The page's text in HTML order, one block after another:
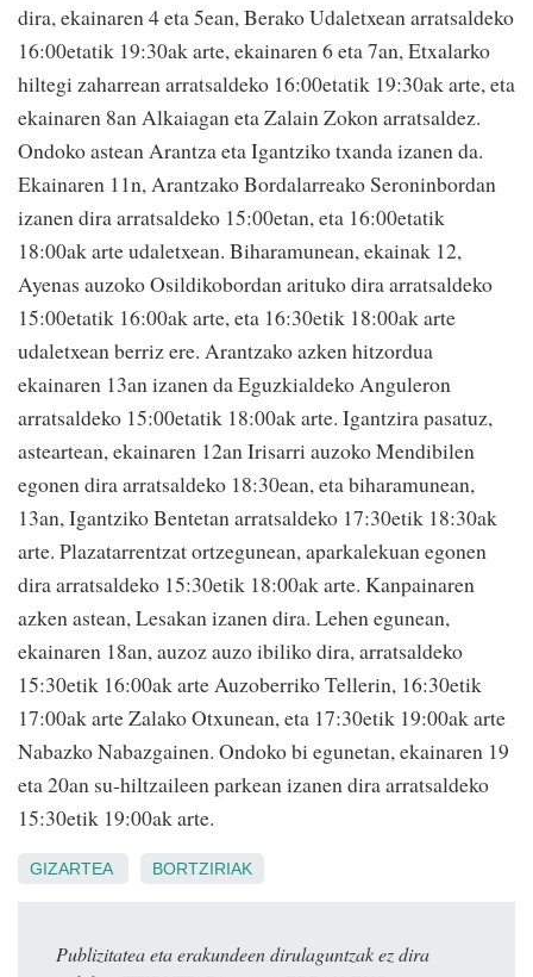
dira, ekainaren 4 eta 5ean, Berako Udaletxean arratsaldeko
16:00etatik 19:30ak arte, ekainaren 6 eta 7an, Etxalarko
hiltegi zaharrean arratsaldeko 16:00etatik 19:30ak arte, eta
ekainaren 8an Alkaiagan eta Zalain Zokon arratsaldez.
Ondoko astean Arantza eta Igantziko txanda izanen da.
Ekainaren 11n, Arantzako Bordalarreako Seroninbordan
izanen dira arratsaldeko 15:00etan, eta 16:00etatik
18:00ak arte udaletxean. Biharamunean, ekainak 12,
Ayenas auzoko Osildikobordan arituko dira arratsaldeko
15:00etatik 16:00ak arte, eta 16:30etik 18:00ak arte
udaletxean berriz ere. Arantzako azken hitzordua
ekainaren 13an izanen da Eguzkialdeko Anguleron
arratsaldeko 15:00etatik 18:00ak arte. Igantzira pasatuz,
asteartean, ekainaren 12an Irisarri auzoko Mendibilen
egonen dira arratsaldeko 18:30ean, eta biharamunean,
13an, Igantziko Bentetan arratsaldeko 17:30etik 18:30ak
arte. Plazatarrentzat ortzegunean, aparkalekuan egonen
dira arratsaldeko 15:30etik 18:00ak arte. Kanpainaren
azken astean, Lesakan izanen dira. Lehen egunean,
ekainaren 18an, auzoz auzo ibiliko dira, arratsaldeko
15:30etik 16:00ak arte Auzoberriko Tellerin, 16:30etik
17:00ak arte Zalako Otxunean, eta 17:30etik 19:00ak arte
Nabazko Nabazgainen. Ondoko bi egunetan, ekainaren 19
eta 20an su-hiltzaileen parkean izanen dira arratsaldeko
15:30etik 19:00ak arte.
GIZARTEA BORTZIRIAK
Publizitatea eta erakundeen dirulaguntzak ez dira